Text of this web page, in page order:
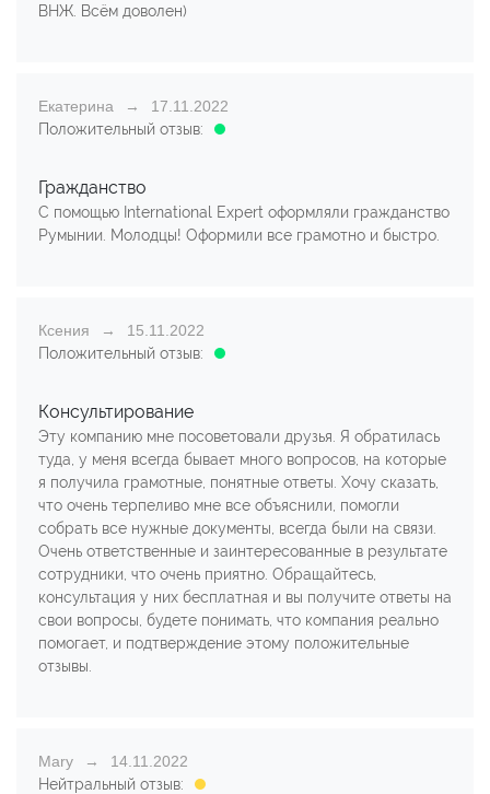
ВНЖ. Всём доволен)
Екатерина
17.11.2022
Положительный отзыв:
Гражданство
С помощью International Expert оформляли гражданство
Румынии. Молодцы! Оформили все грамотно и быстро.
Ксения
15.11.2022
Положительный отзыв:
Консультирование
Эту компанию мне посоветовали друзья. Я обратилась
туда, у меня всегда бывает много вопросов, на которые
я получила грамотные, понятные ответы. Хочу сказать,
что очень терпеливо мне все объяснили, помогли
собрать все нужные документы, всегда были на связи.
Очень ответственные и заинтересованные в результате
сотрудники, что очень приятно. Обращайтесь,
консультация у них бесплатная и вы получите ответы на
свои вопросы, будете понимать, что компания реально
помогает, и подтверждение этому положительные
отзывы.
Mary
14.11.2022
Нейтральный отзыв: